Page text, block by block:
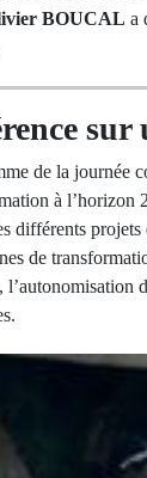
BOUCAL a
de la journée
à l’horizon
différents
de